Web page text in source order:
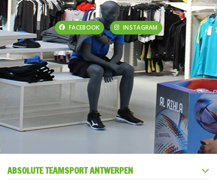
FACEBOOK INSTAGRAM
ABSOLUTE TEAMSPORT ANTWERPEN